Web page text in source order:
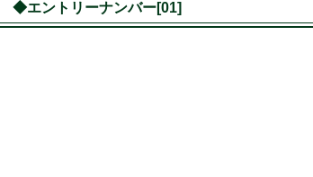
◆エントリーナンバー[01]